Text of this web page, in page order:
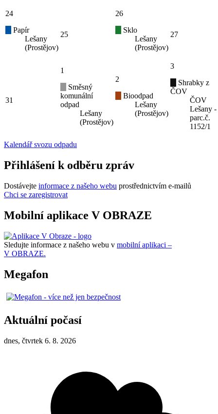
24
Papír
Lešany
(Prostějov)
25
26
Sklo
Lešany
(Prostějov)
27
31
1
Směsný
komunální
odpad
Lešany
(Prostějov)
2
Bioodpad
Lešany
(Prostějov)
3
Shrabky z
ČOV
ČOV
Lešany -
parc.č.
1152/1
Kalendář svozu odpadu
Přihlášení k odběru zpráv
Dostávejte informace z našeho webu prostřednictvím e-mailů
Chci se zaregistrovat
Mobilní aplikace V OBRAZE
Sledujte informace z našeho webu v mobilní aplikaci –
V OBRAZE.
Megafon
Aktuální počasí
dnes, čtvrtek 6. 8. 2026